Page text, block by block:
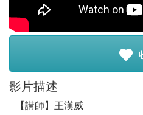
影片描述
【講師】王漢威